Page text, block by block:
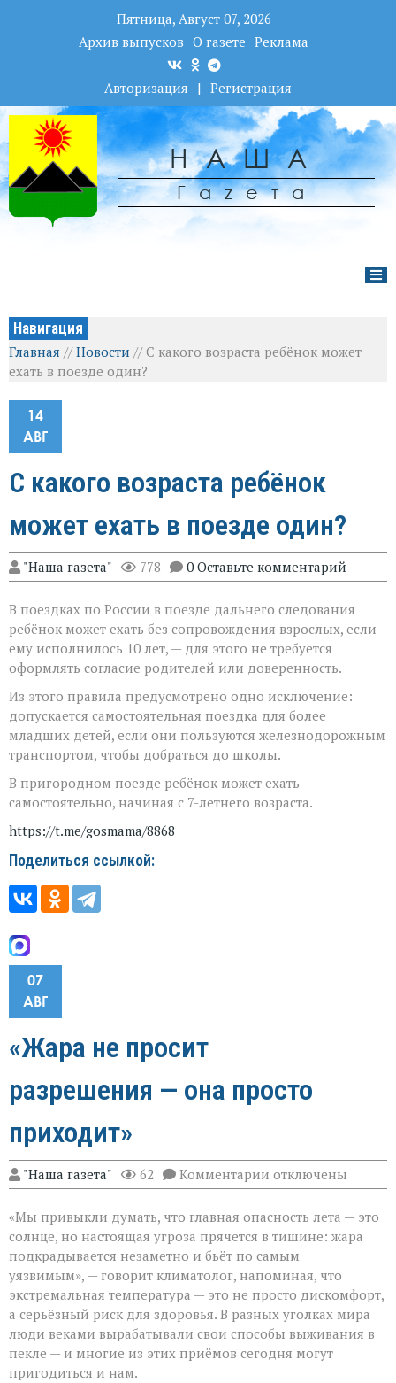
Пятница, Август 07, 2026
Архив выпусков О газете Реклама
Авторизация | Регистрация
НАША
Гаzета
Навигация
Главная //Новости //С какого возраста ребёнок может
ехать в поезде один?
14
АВГ
С какого возраста ребёнок
может ехать в поезде один?
"Наша газета" 778 0 Оставьте комментарий
В поездках по России в поезде дальнего следования
ребёнок может ехать без сопровождения взрослых, если
ему исполнилось 10 лет, — для этого не требуется
оформлять согласие родителей или доверенность.
Из этого правила предусмотрено одно исключение:
допускается самостоятельная поездка для более
младших детей, если они пользуются железнодорожным
транспортом, чтобы добраться до школы.
В пригородном поезде ребёнок может ехать
самостоятельно, начиная с 7-летнего возраста.
https://t.me/gosmama/8868
Поделиться ссылкой:
07
АВГ
«Жара не просит
разрешения — она просто
приходит»
"Наша газета" 62 Комментарии к
записи
не
просит
разрешения — она
просто
приходит»
отключены
«Мы привыкли думать, что главная опасность лета — это
солнце, но настоящая угроза прячется в тишине: жара
подкрадывается незаметно и бьёт по самым
уязвимым», — говорит климатолог, напоминая, что
экстремальная температура — это не просто дискомфорт,
а серьёзный риск для здоровья. В разных уголках мира
люди веками вырабатывали свои способы выживания в
пекле — и многие из этих приёмов сегодня могут
пригодиться и нам.